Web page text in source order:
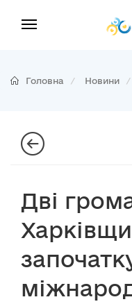
Головна Новини
Дві